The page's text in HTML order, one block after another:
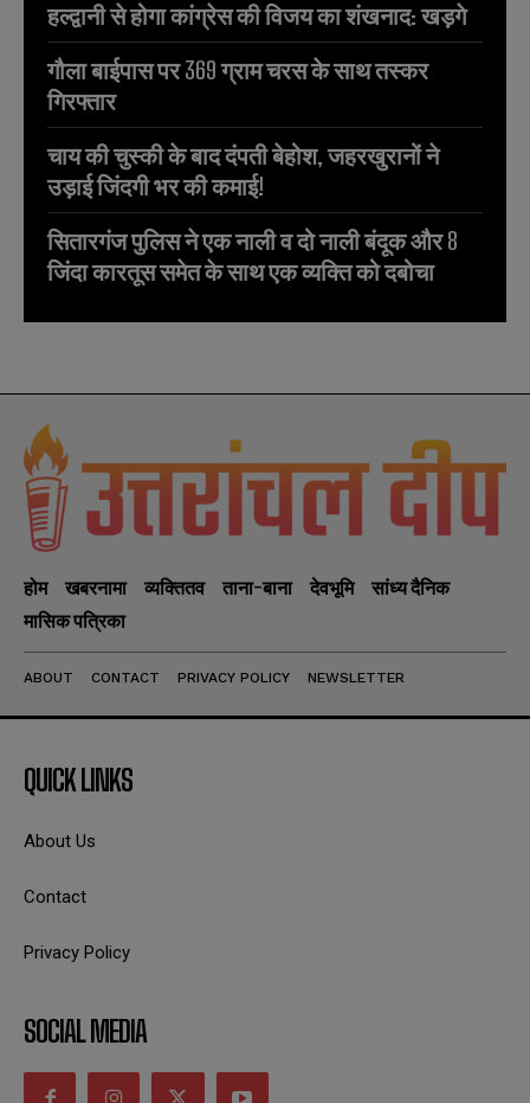
हल्द्वानी से होगा कांग्रेस की विजय का शंखनाद: खड़गे
गौला बाईपास पर 369 ग्राम चरस के साथ तस्कर
गिरफ्तार
चाय की चुस्की के बाद दंपती बेहोश, जहरखुरानों ने
उड़ाई जिंदगी भर की कमाई!
सितारगंज पुलिस ने एक नाली व दो नाली बंदूक और 8
जिंदा कारतूस समेत के साथ एक व्यक्ति को दबोचा
होम खबरनामा व्यक्तितव ताना-बाना देवभूमि
सांध्य दैनिक
मासिक पत्रिका
ABOUT CONTACT PRIVACY POLICY NEWSLETTER
QUICK LINKS
About Us
Contact
Privacy Policy
SOCIAL MEDIA